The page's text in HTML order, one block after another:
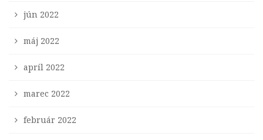
jún 2022
máj 2022
apríl 2022
marec 2022
február 2022